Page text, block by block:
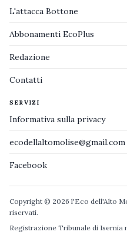
L'attacca Bottone
Abbonamenti EcoPlus
Redazione
Contatti
SERVIZI
Informativa sulla privacy
ecodellaltomolise@gmail.com
Facebook
Copyright © 2026 l'Eco dell'Alto
riservati.
Registrazione Tribunale di Isernia